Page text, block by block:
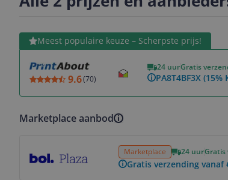
Meest populaire keuze – Scherpste prijs!
9.6(70)
24 uurGratis
PA8T4BF3X
Bekijk product
Marketplace aanbod
Marketplace 24 uurGratis
Gratis verzending